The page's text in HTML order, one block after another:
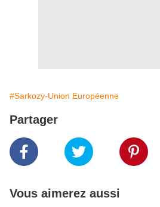
#Sarkozy-Union Européenne
Partager
Vous aimerez aussi